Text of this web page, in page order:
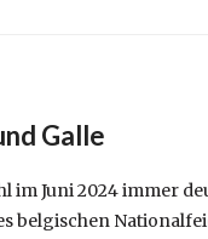
Galle
im Juni 2024 immer
belgischen